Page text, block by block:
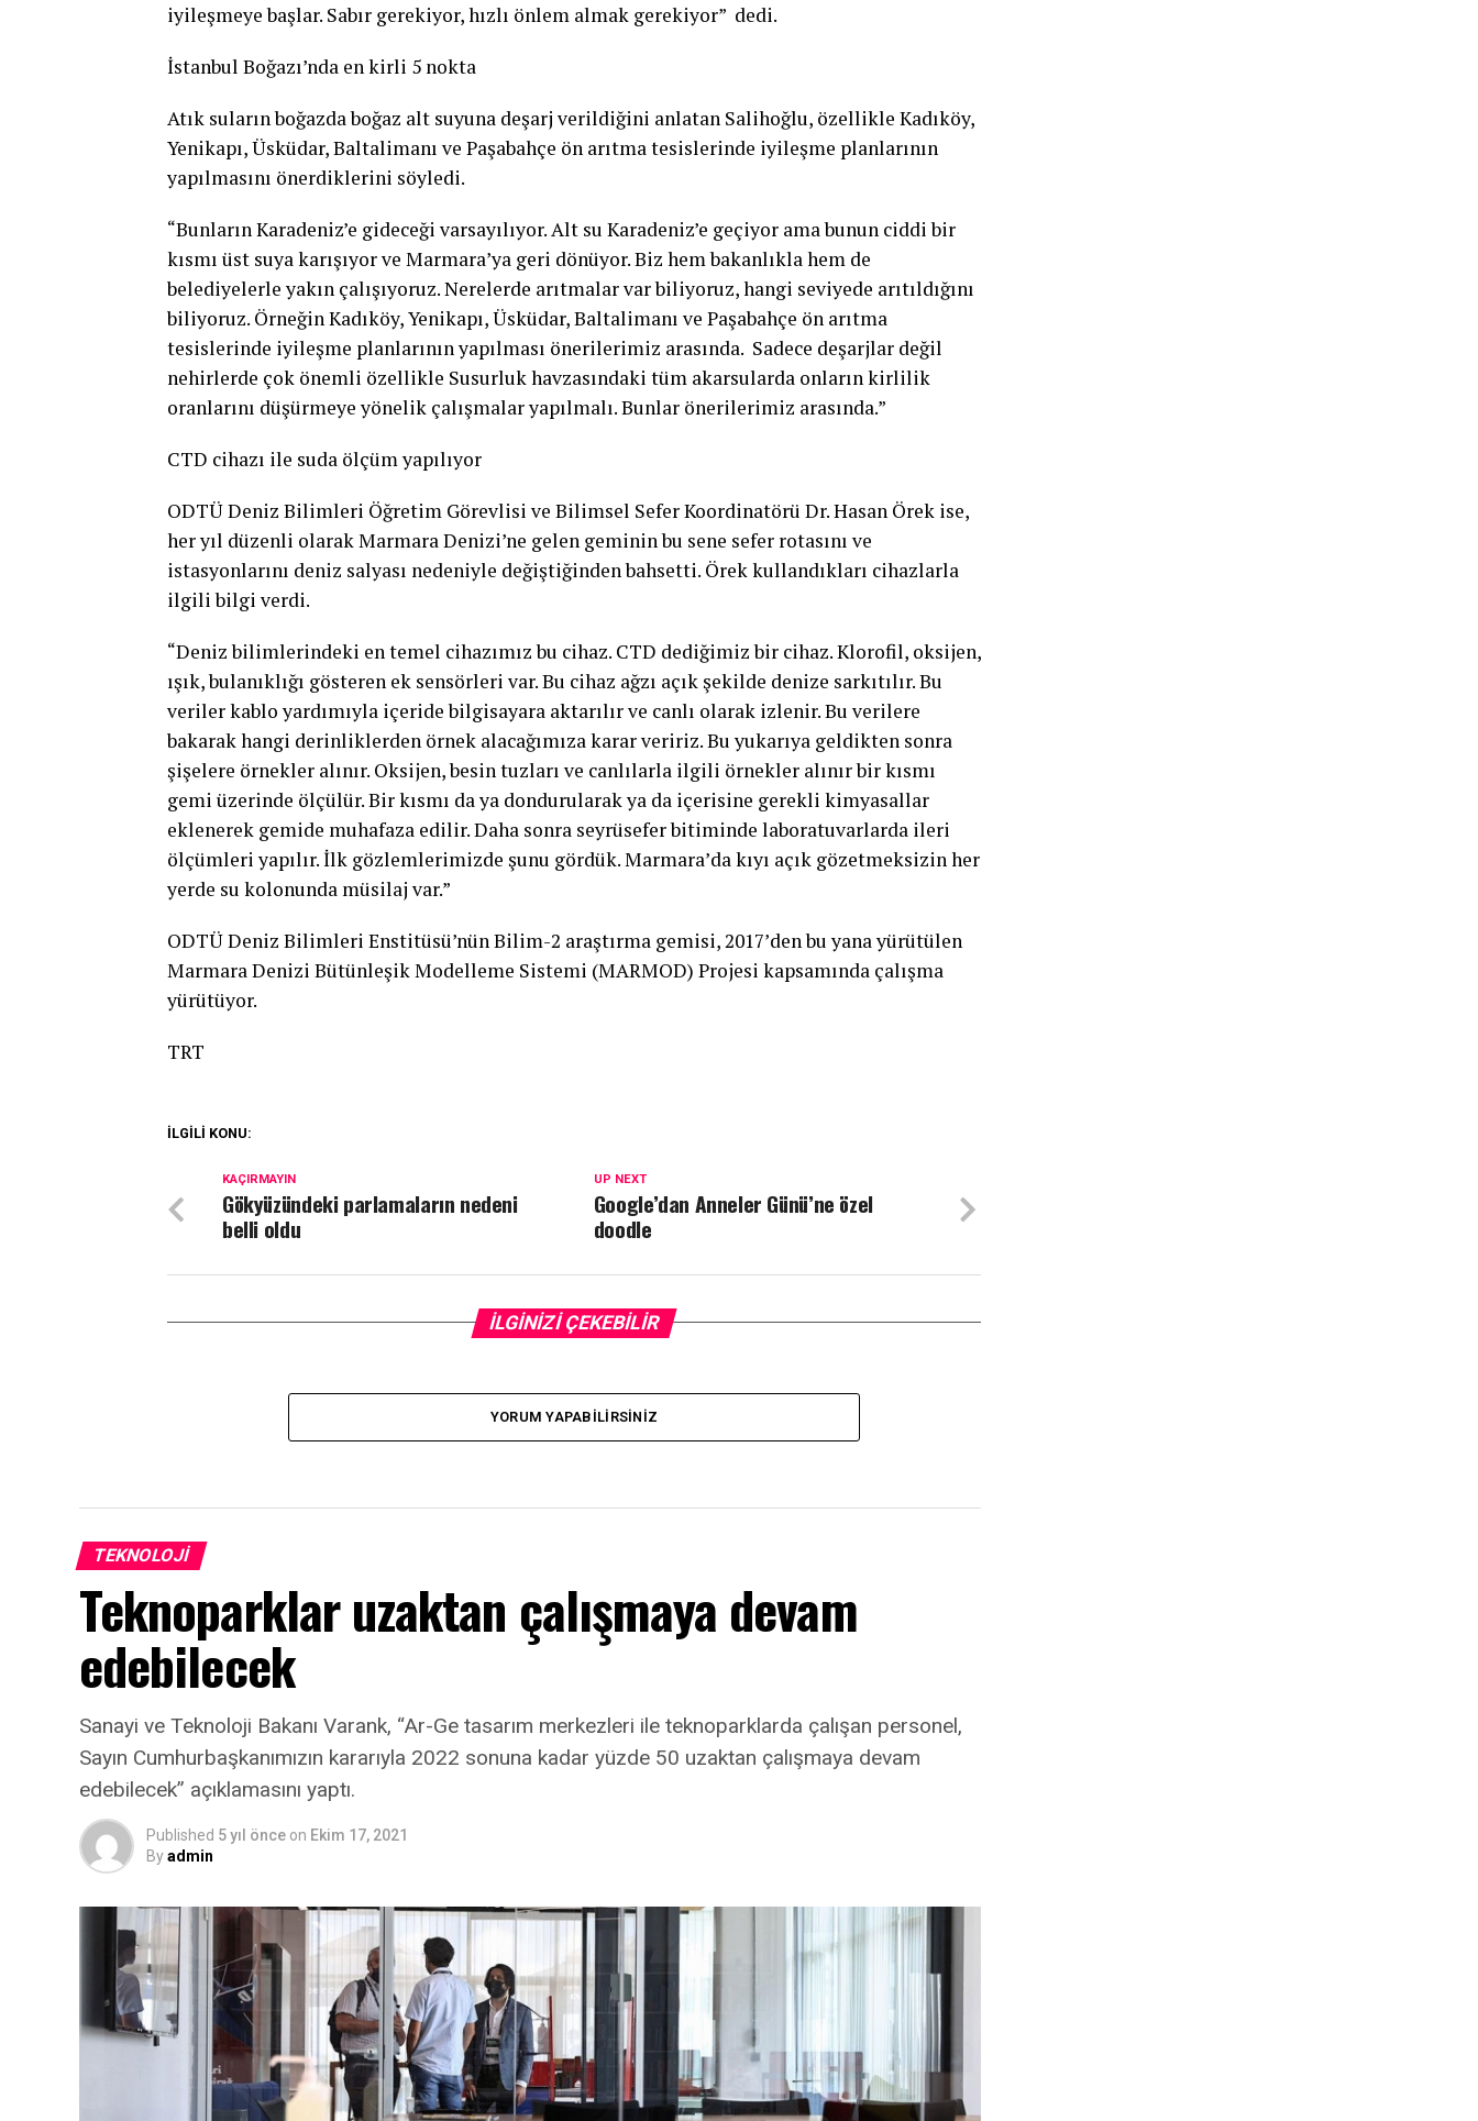
iyileşmeye başlar. Sabır gerekiyor, hızlı önlem almak gerekiyor” dedi.
İstanbul Boğazı’nda en kirli 5 nokta
Atık suların boğazda boğaz alt suyuna deşarj verildiğini anlatan Salihoğlu, özellikle Kadıköy,
Yenikapı, Üsküdar, Baltalimanı ve Paşabahçe ön arıtma tesislerinde iyileşme planlarının
yapılmasını önerdiklerini söyledi.
“Bunların Karadeniz’e gideceği varsayılıyor. Alt su Karadeniz’e geçiyor ama bunun ciddi bir
kısmı üst suya karışıyor ve Marmara’ya geri dönüyor. Biz hem bakanlıkla hem de
belediyelerle yakın çalışıyoruz. Nerelerde arıtmalar var biliyoruz, hangi seviyede arıtıldığını
biliyoruz. Örneğin Kadıköy, Yenikapı, Üsküdar, Baltalimanı ve Paşabahçe ön arıtma
tesislerinde iyileşme planlarının yapılması önerilerimiz arasında. Sadece deşarjlar değil
nehirlerde çok önemli özellikle Susurluk havzasındaki tüm akarsularda onların kirlilik
oranlarını düşürmeye yönelik çalışmalar yapılmalı. Bunlar önerilerimiz arasında.”
CTD cihazı ile suda ölçüm yapılıyor
ODTÜ Deniz Bilimleri Öğretim Görevlisi ve Bilimsel Sefer Koordinatörü Dr. Hasan Örek ise,
her yıl düzenli olarak Marmara Denizi’ne gelen geminin bu sene sefer rotasını ve
istasyonlarını deniz salyası nedeniyle değiştiğinden bahsetti. Örek kullandıkları cihazlarla
ilgili bilgi verdi.
“Deniz bilimlerindeki en temel cihazımız bu cihaz. CTD dediğimiz bir cihaz. Klorofil, oksijen,
ışık, bulanıklığı gösteren ek sensörleri var. Bu cihaz ağzı açık şekilde denize sarkıtılır. Bu
veriler kablo yardımıyla içeride bilgisayara aktarılır ve canlı olarak izlenir. Bu verilere
bakarak hangi derinliklerden örnek alacağımıza karar veririz. Bu yukarıya geldikten sonra
şişelere örnekler alınır. Oksijen, besin tuzları ve canlılarla ilgili örnekler alınır bir kısmı
gemi üzerinde ölçülür. Bir kısmı da ya dondurularak ya da içerisine gerekli kimyasallar
eklenerek gemide muhafaza edilir. Daha sonra seyrüsefer bitiminde laboratuvarlarda ileri
ölçümleri yapılır. İlk gözlemlerimizde şunu gördük. Marmara’da kıyı açık gözetmeksizin her
yerde su kolonunda müsilaj var.”
ODTÜ Deniz Bilimleri Enstitüsü’nün Bilim-2 araştırma gemisi, 2017’den bu yana yürütülen
Marmara Denizi Bütünleşik Modelleme Sistemi (MARMOD) Projesi kapsamında çalışma
yürütüyor.
TRT
İLGİLİ KONU:
UP NEXT
Google’dan Anneler Günü’ne özel
doodle
KAÇIRMAYIN
Gökyüzündeki parlamaların nedeni
belli oldu
İLGİNİZİ ÇEKEBİLİR
YORUM YAPABILIRSINIZ
TEKNOLOJI
Teknoparklar uzaktan çalışmaya devam
edebilecek
Sanayi ve Teknoloji Bakanı Varank, “Ar-Ge tasarım merkezleri ile teknoparklarda çalışan personel,
Sayın Cumhurbaşkanımızın kararıyla 2022 sonuna kadar yüzde 50 uzaktan çalışmaya devam
edebilecek” açıklamasını yaptı.
Published 5 yıl önce on Ekim 17, 2021
Byadmin